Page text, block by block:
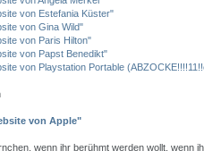
von Estefania Küster"
von Gina Wild"
von Paris Hilton"
von Papst Benedikt"
von Playstation Portable
von Apple"
wenn ihr berühmt werden wollt, wenn